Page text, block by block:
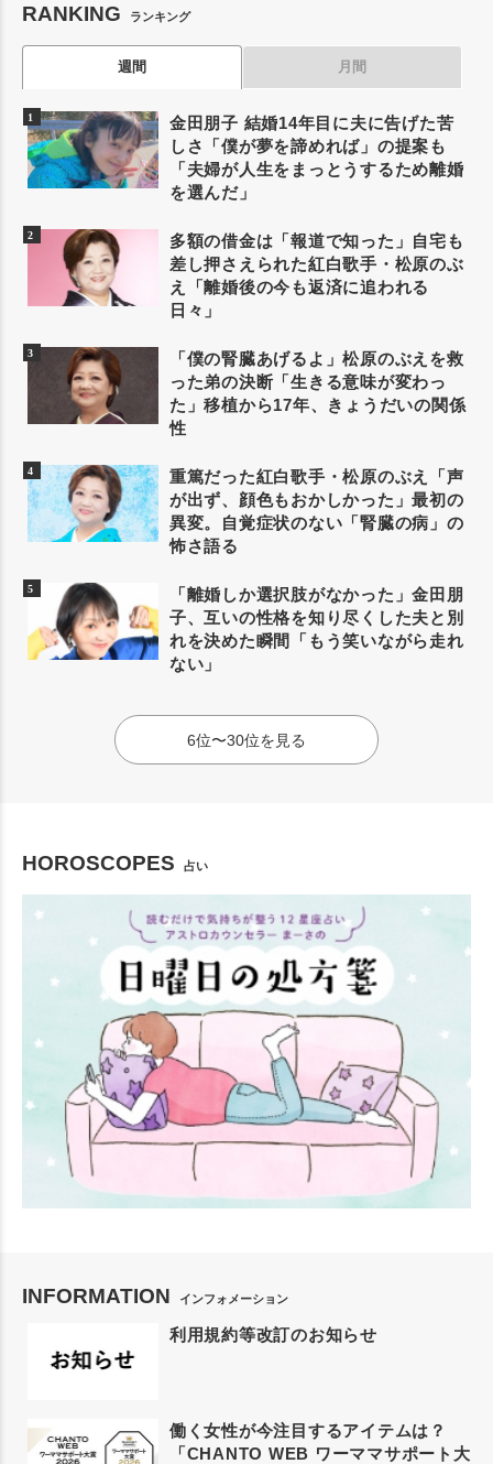
RANKING ランキング
週間 月間
金田朋子 結婚14年目に夫に告げた苦
しさ「僕が夢を諦めれば」の提案も
「夫婦が人生をまっとうするため離婚
を選んだ」
多額の借金は「報道で知った」自宅も
差し押さえられた紅白歌手・松原のぶ
え「離婚後の今も返済に追われる
日々」
「僕の腎臓あげるよ」松原のぶえを救
った弟の決断「生きる意味が変わっ
た」移植から17年、きょうだいの関係
性
重篤だった紅白歌手・松原のぶえ「声
が出ず、顔色もおかしかった」最初の
異変。自覚症状のない「腎臓の病」の
怖さ語る
「離婚しか選択肢がなかった」金田朋
子、互いの性格を知り尽くした夫と別
れを決めた瞬間「もう笑いながら走れ
ない」
6位〜30位を見る
HOROSCOPES 占い
INFORMATION インフォメーション
利用規約等改訂のお知らせ
働く女性が今注目するアイテムは？
「CHANTO WEB ワーママサポート大